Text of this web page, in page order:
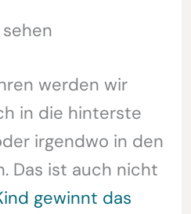
werden wir
in die hinterste
irgendwo in den
Das ist auch nicht
gewinnt das